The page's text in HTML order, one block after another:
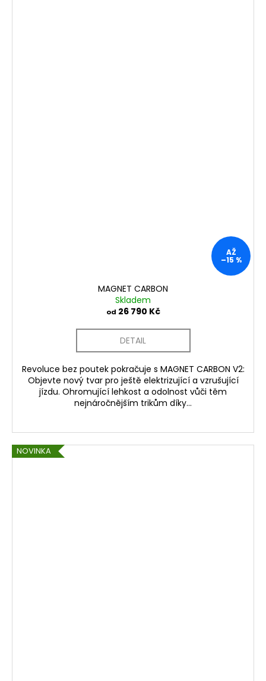
AŽ
–15 %
MAGNET CARBON
Skladem
od 26 790 Kč
DETAIL
Revoluce bez poutek pokračuje s MAGNET CARBON V2:
Objevte nový tvar pro ještě elektrizující a vzrušující
jízdu. Ohromující lehkost a odolnost vůči těm
nejnáročnějším trikům díky...
NOVINKA